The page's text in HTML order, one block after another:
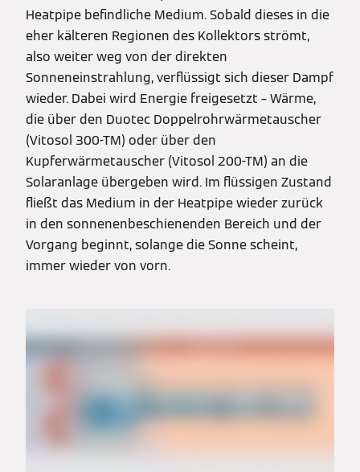
Heatpipe befindliche Medium. Sobald dieses in die
eher kälteren Regionen des Kollektors strömt,
also weiter weg von der direkten
Sonneneinstrahlung, verflüssigt sich dieser Dampf
wieder. Dabei wird Energie freigesetzt – Wärme,
die über den Duotec Doppelrohrwärmetauscher
(Vitosol 300-TM) oder über den
Kupferwärmetauscher (Vitosol 200-TM) an die
Solaranlage übergeben wird. Im flüssigen Zustand
fließt das Medium in der Heatpipe wieder zurück
in den sonnenenbeschienenden Bereich und der
Vorgang beginnt, solange die Sonne scheint,
immer wieder von vorn.